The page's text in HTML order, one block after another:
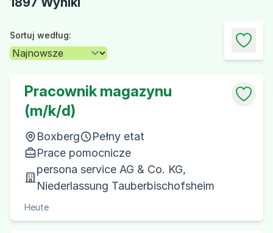
Sortuj według:
Pracownik magazynu
(m/k/d)
Boxberg
Pełny etat
Prace pomocnicze
persona service AG & Co. KG,
Niederlassung Tauberbischofsheim
Heute